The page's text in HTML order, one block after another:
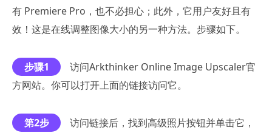
有 Premiere Pro，也不必担心；此外，它用户友好且有
效！这是在线调整图像大小的另一种方法。步骤如下。
步骤1
访问Arkthinker Online Image Upscaler官
方网站。你可以打开上面的链接访问它。
第2步
访问链接后，找到高级照片按钮并单击它，